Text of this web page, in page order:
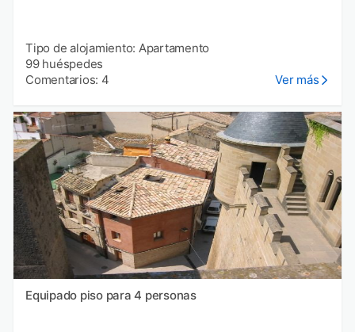
Tipo de alojamiento: Apartamento
99 huéspedes
Comentarios: 4
Ver más
Equipado piso para 4 personas